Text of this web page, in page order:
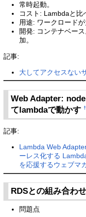
常時起動。
コスト: Lambdaと比
用途: ワークロード
開発: コンテナベー
加。
記事:
大してアクセスない
Web Adapter:
てlambdaで動かす†
記事:
Lambda Web
ーレス化する
を応援するウェブマ
RDSとの組み合わ
問題点